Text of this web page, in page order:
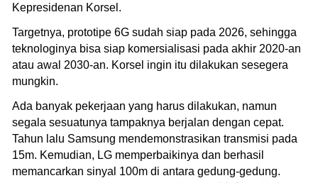
Kepresidenan Korsel.
Targetnya, prototipe 6G sudah siap pada 2026, sehingga
teknologinya bisa siap komersialisasi pada akhir 2020-an
atau awal 2030-an. Korsel ingin itu dilakukan sesegera
mungkin.
Ada banyak pekerjaan yang harus dilakukan, namun
segala sesuatunya tampaknya berjalan dengan cepat.
Tahun lalu Samsung mendemonstrasikan transmisi pada
15m. Kemudian, LG memperbaikinya dan berhasil
memancarkan sinyal 100m di antara gedung-gedung.